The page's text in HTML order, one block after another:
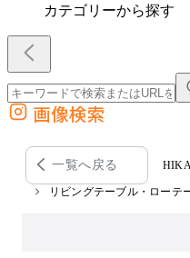
カテゴリーから探す
外部サイトの商品をカートに追加
他のサイトで見つけた商品ページのURLを貼
画像検索
一覧へ戻る
リビングテーブル・ローテ